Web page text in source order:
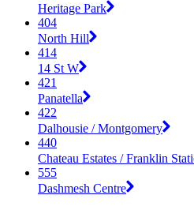
Heritage Park
404
North Hill
414
14 St W
421
Panatella
422
Dalhousie / Montgomery
440
Chateau Estates / Franklin
555
Dashmesh Centre